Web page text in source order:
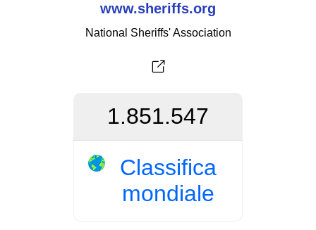
www.sheriffs.org
National Sheriffs' Association
1.851.547
Classifica
mondiale